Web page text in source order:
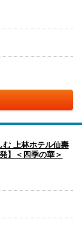
む 上林ホテル仙壽
】＜四季の華＞